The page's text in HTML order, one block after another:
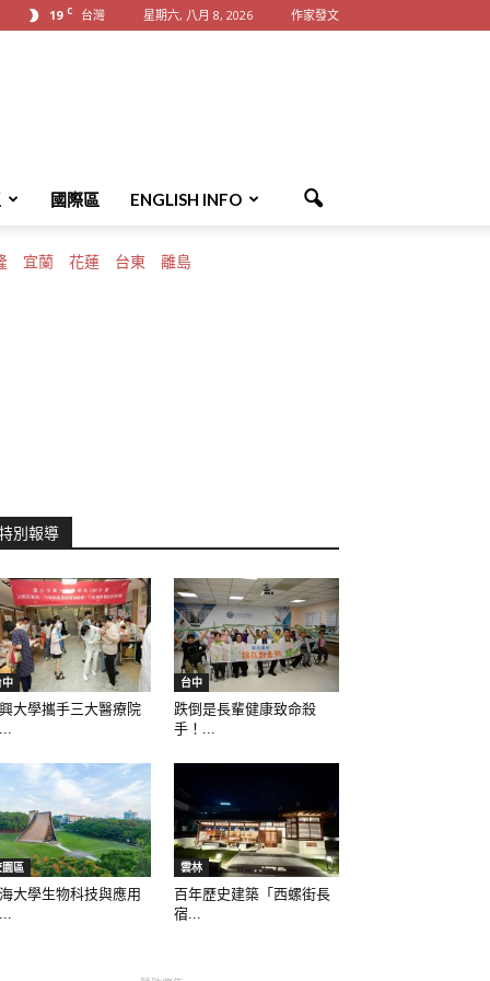
19 C 台灣 星期六, 八月 8, 2026 作家發文
國際區 ENGLISH INFO
宜蘭 花蓮 台東 離島
別報導
中
大學攜手三大醫療院
台中
跌倒是長輩健康致命殺
手！...
區
大學生物科技與應用
雲林
百年歷史建築「西螺街長
宿...